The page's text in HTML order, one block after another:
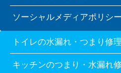
ソーシャルメディアポリシー
トイレの水漏れ・つまり修理
キッチンのつまり・水漏れ